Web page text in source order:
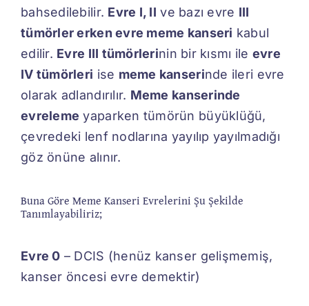
bahsedilebilir. Evre I, II ve bazı evre III
tümörler erken evre meme kanseri kabul
edilir. Evre III tümörlerinin bir kısmı ile evre
IV tümörleri ise meme kanserinde ileri evre
olarak adlandırılır. Meme kanserinde
evreleme yaparken tümörün büyüklüğü,
çevredeki lenf nodlarına yayılıp yayılmadığı
göz önüne alınır.
Buna Göre Meme Kanseri Evrelerini Şu Şekilde
Tanımlayabiliriz;
Evre 0 – DCIS (henüz kanser gelişmemiş,
kanser öncesi evre demektir)